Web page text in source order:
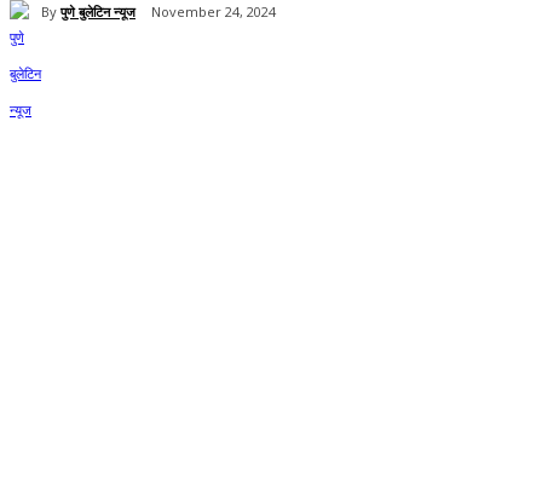
By पुणे बुलेटिन न्यूज November 24, 2024